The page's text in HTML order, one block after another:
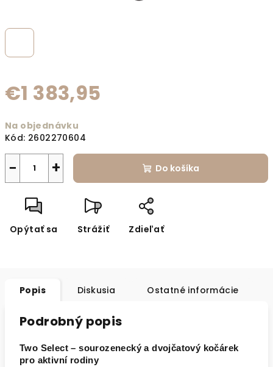
€1 383,95
Na objednávku
Kód: 2602270604
+
− Do košíka
Opýtať sa Strážiť Zdieľať
Popis Diskusia Ostatné informácie
Podrobný popis
Two Select – sourozenecký a dvojčatový kočárek
pro aktivní rodiny